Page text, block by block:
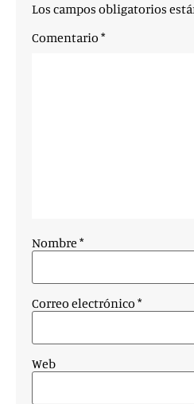
Los campos obligatorios
Comentario *
Nombre *
Correo electrónico *
Web